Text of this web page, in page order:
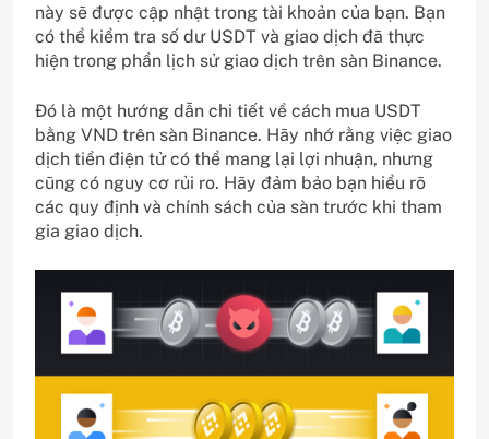
này sẽ được cập nhật trong tài khoản của bạn. Bạn
có thể kiểm tra số dư USDT và giao dịch đã thực
hiện trong phần lịch sử giao dịch trên sàn Binance.
Đó là một hướng dẫn chi tiết về cách mua USDT
bằng VND trên sàn Binance. Hãy nhớ rằng việc giao
dịch tiền điện tử có thể mang lại lợi nhuận, nhưng
cũng có nguy cơ rủi ro. Hãy đảm bảo bạn hiểu rõ
các quy định và chính sách của sàn trước khi tham
gia giao dịch.